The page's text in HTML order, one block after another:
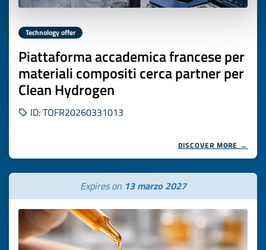
Technology offer
Piattaforma accademica francese per
materiali compositi cerca partner per
Clean Hydrogen
ID: TOFR20260331013
DISCOVER MORE →
Expires on 13 marzo 2027